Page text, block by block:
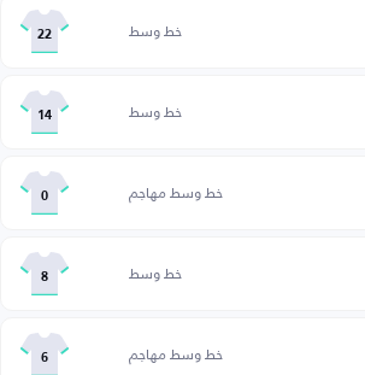
خط وسط 22
خط وسط 14
خط وسط مهاجم 0
خط وسط 8
خط وسط مهاجم 6